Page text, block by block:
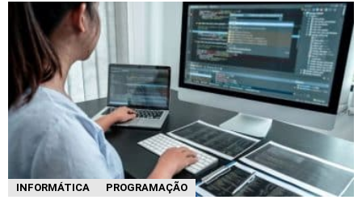
INFORMÁTICA PROGRAMAÇÃO